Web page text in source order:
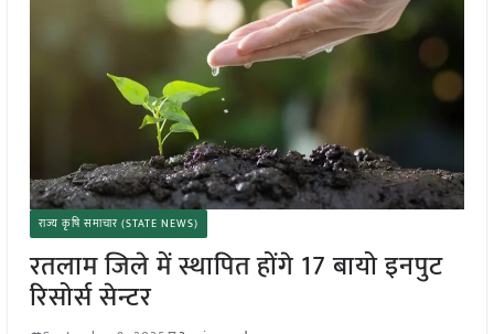
राज्य कृषि समाचार (STATE NEWS)
रतलाम जिले में स्थापित होंगे 17 बायो इनपुट
रिसोर्स सेन्टर